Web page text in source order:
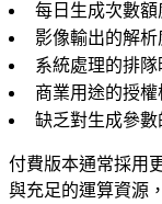
每日生成次數額
影像輸出的解析
系統處理的排
商業用途的授權
缺乏對生成參數
付費版本通常採用
與充足的運算資源